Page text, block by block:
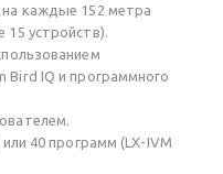
каждые 152 метра
15 устройств).
Bird IQ и программного
40 программ (LX-IVM